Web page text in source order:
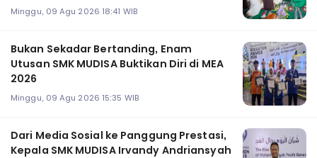
Minggu, 09 Agu 2026 18:41 WIB
Bukan Sekadar Bertanding, Enam
Utusan SMK MUDISA Buktikan Diri di MEA
2026
Minggu, 09 Agu 2026 15:35 WIB
Dari Media Sosial ke Panggung Prestasi,
Kepala SMK MUDISA Irvandy Andriansyah